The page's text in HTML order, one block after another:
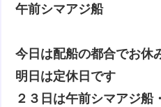
午前シマアジ船
今日は配船の都合でお休
明日は定休日です
２３日は午前シマアジ船